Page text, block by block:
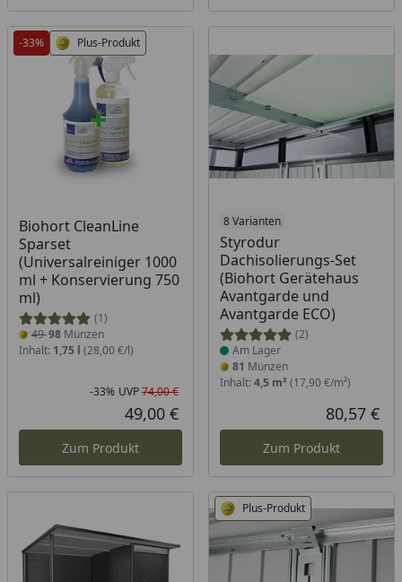
-33% Plus-Produkt
Biohort CleanLine
Sparset
(Universalreiniger 1000
ml + Konservierung 750
ml)
(1)
4998 Münzen
Inhalt: 1,75 l (28,00 €/l)
Rabatt in Prozent
-33%
Ursprünglicher Preis
UVP74,00 €
Aktueller Preis
49,00 €
Zum Produkt
8 Varianten
Styrodur
Dachisolierungs-Set
(Biohort Gerätehaus
Avantgarde und
Avantgarde ECO)
(2)
Produkt am Lager
Am Lager
81 Münzen
Inhalt: 4,5 m² (17,90 €/m²)
80,57 €
Zum Produkt
Plus-Produkt